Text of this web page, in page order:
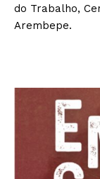
do Trabalho,
Arembepe.